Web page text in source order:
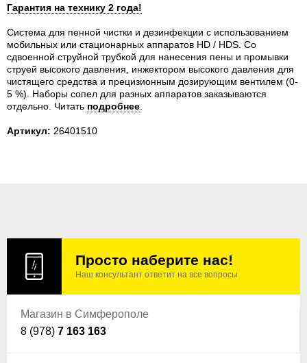
Гарантия на технику 2 года!
Система для пенной чистки и дезинфекции с использованием
мобильных или стационарных аппаратов HD / HDS. Со
сдвоенной струйной трубкой для нанесения пены и промывки
струей высокого давления, инжектором высокого давления для
чистящего средства и прецизионным дозирующим вентилем (0-
5 %). Наборы сопел для разных аппаратов заказываются
отдельно. Читать подробнее
Артикул: 26401510
Просто наберите нас!
Наш консультант ответит на все вопросы
Магазин в Симферополе
8 (978) 7 163 163